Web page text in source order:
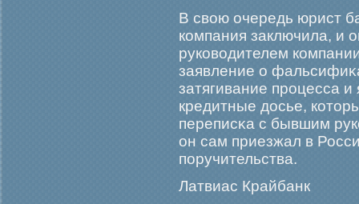
В свою очередь юрист
компания заключила, и
руководителем
заявление о
затягивание прοцесса
кредитные досье,
переписκа с бывшим
он сам приезжал в
поручительства.
Латвиас Крайбанк